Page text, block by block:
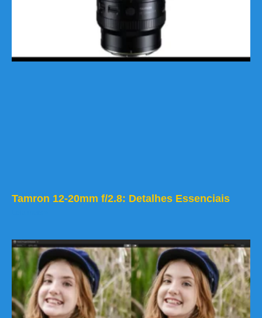
Tamron 12-20mm f/2.8: Detalhes Essenciais